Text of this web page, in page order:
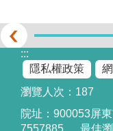
:::
隱私權政策
瀏覽人次： 187
院址： 900053屏
7557885 最佳瀏